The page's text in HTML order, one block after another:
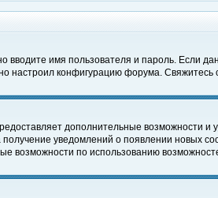
вводите имя пользователя и пароль. Если
настроил конфигурацию форума. Свяжитесь
дополнительные возможности
уведомлений о появлении новых
возможности по использованию